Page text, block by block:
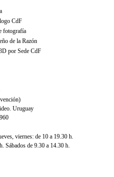
CdF
fotografía
de la Razón
por Sede CdF
Uruguay
viernes: de 10 a 19.30 h.
Sábados de 9.30 a 14.30 h.